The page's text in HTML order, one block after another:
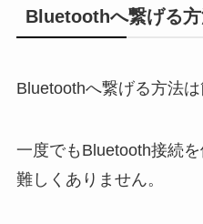
Bluetoothへ繋げる方
Bluetoothへ繋げる方法は
一度でもBluetooth接続
難しくありません。